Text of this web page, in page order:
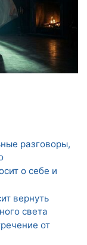
разговоры,
о себе и
вернуть
света
от